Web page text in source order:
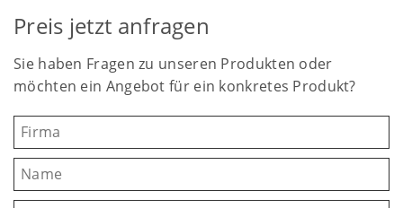
Preis jetzt anfragen
Sie haben Fragen zu unseren Produkten oder
möchten ein Angebot für ein konkretes Produkt?